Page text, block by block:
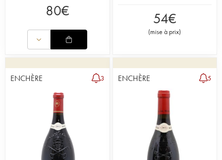
80€ 54€
(mise à prix)
ENCHÈRE 3 ENCHÈRE 5